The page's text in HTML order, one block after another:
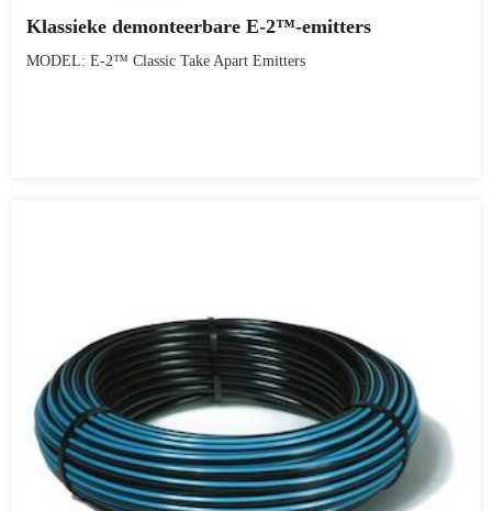
Klassieke demonteerbare E-2™-emitters
MODEL: E-2™ Classic Take Apart Emitters